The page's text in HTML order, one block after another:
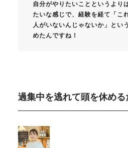
自分がやりたいことというより
たいな感じで、経験を経て「こ
人がいないんじゃないか」とい
めたんですね！
過集中を逃れて頭を休める